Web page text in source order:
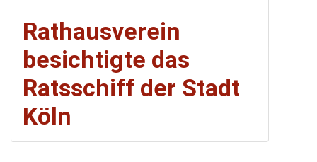
Rathausverein
besichtigte das
Ratsschiff der Stadt
Köln